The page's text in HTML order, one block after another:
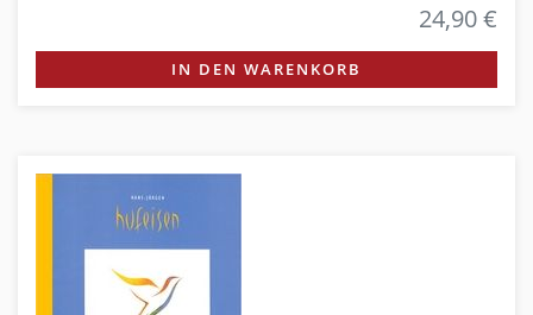
24,90 €
IN DEN WARENKORB